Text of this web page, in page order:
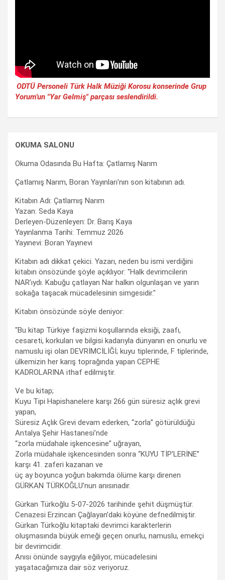
ODTÜ Personeli Türk Halk Müziği Korosu konserinde Grup
Yorum'un "Yar Gelmiş" parçası seslendirildi.
OKUMA SALONU
Okuma Odasında Bu Hafta: Çatlamış Narım
Çatlamış Narım, Boran Yayınları'nın son kitabının adı.
Kitabın Adı: Çatlamış Narım
Yazan: Seda Kaya
Derleyen-Düzenleyen: Dr. Barış Kaya
Yayınlanma Tarihi: Temmuz 2026
Yayınevi: Boran Yayınevi
Kitabın adı dikkat çekici. Yazarı, neden bu ismi verdiğini
kitabın önsözünde şöyle açıklıyor: "Halk devrimcilerin
NAR’ıydı. Kabuğu çatlayan Nar halkın olgunlaşan ve yarın
sokağa taşacak mücadelesinin simgesidir."
Kitabın önsözünde söyle deniyor:
"Bu kitap Türkiye faşizmi koşullarında eksiği, zaafı,
cesareti, korkuları ve bilgisi kadarıyla dünyanın en onurlu ve
namuslu işi olan DEVRİMCİLİĞİ; kuyu tiplerinde, F tiplerinde,
ülkemizin her karış toprağında yapan CEPHE
KADROLARINA ithaf edilmiştir.
Ve bu kitap;
Kuyu Tipi Hapishanelere karşı 266 gün süresiz açlık grevi
yapan,
Süresiz Açlık Grevi devam ederken, “zorla” götürüldüğü
Antalya Şehir Hastanesi’nde
“zorla müdahale işkencesine” uğrayan,
Zorla müdahale işkencesinden sonra “KUYU TİP’LERİNE”
karşı 41. zaferi kazanan ve
üç ay boyunca yoğun bakımda ölüme karşı direnen
GÜRKAN TÜRKOĞLU’nun anısınadır.
Gürkan Türkoğlu 5-07-2026 tarihinde şehit düşmüştür.
Cenazesi Erzincan Çağlayan’daki köyüne defnedilmiştir.
Gürkan Türkoğlu kitaptaki devrimci karakterlerin
oluşmasında büyük emeği geçen onurlu, namuslu, emekçi
bir devrimcidir.
Anısı önünde saygıyla eğiliyor, mücadelesini
yaşatacağımıza dair söz veriyoruz.